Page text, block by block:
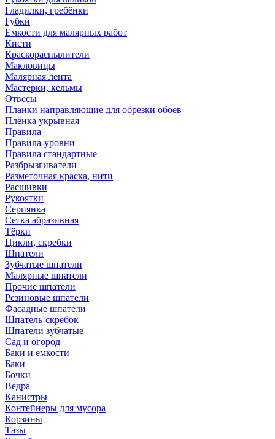
Гладилки, гребёнки
Губки
Емкости для малярных работ
Кисти
Краскораспылители
Макловицы
Малярная лента
Мастерки, кельмы
Отвесы
Планки направляющие для обрезки обоев
Плёнка укрывная
Правила
Правила-уровни
Правила стандартные
Разбрызгиватели
Разметочная краска, нити
Расшивки
Рукоятки
Серпянка
Сетка абразивная
Тёрки
Цикли, скребки
Шпатели
Зубчатые шпатели
Малярные шпатели
Прочие шпатели
Резиновые шпатели
Фасадные шпатели
Шпатель-скребок
Шпатели зубчатые
Сад и огород
Баки и емкости
Баки
Бочки
Ведра
Канистры
Контейнеры для мусора
Корзины
Тазы